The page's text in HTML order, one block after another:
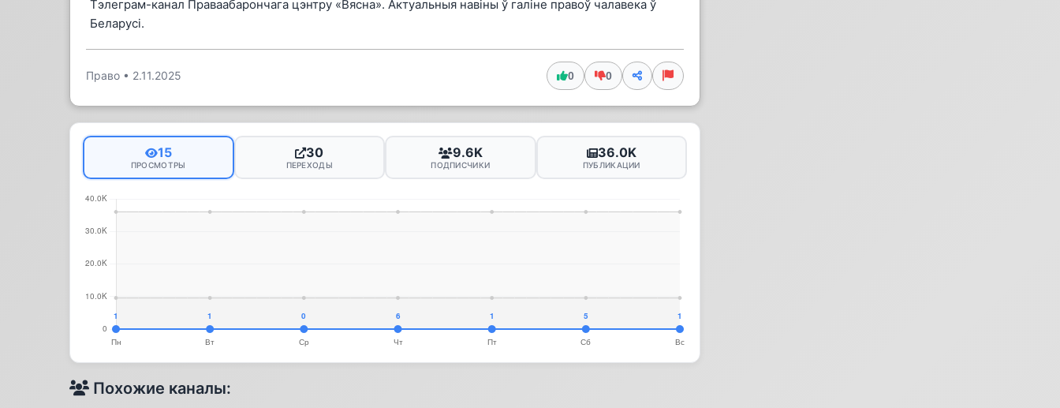
Тэлеграм-канал Праваабарончага цэнтру «Вясна». Актуальныя навіны ў галіне правоў чалавека ў
Беларусі.
Право • 2.11.2025 0 0
15
ПРОСМОТРЫ
30
ПЕРЕХОДЫ
9.6K
ПОДПИСЧИКИ
36.0K
ПУБЛИКАЦИИ
Похожие каналы: